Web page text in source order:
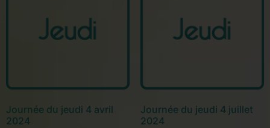
Journée du jeudi 4 avril
2024
Journée du jeudi 4 juillet
2024